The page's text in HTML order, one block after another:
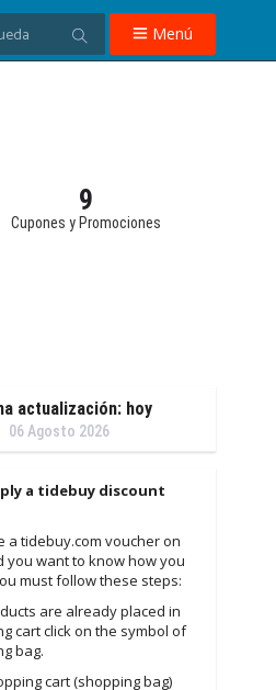
Menú
9
Cupones y Promociones
actualización: hoy
06 Agosto 2026
a tidebuy discount
a tidebuy.com voucher on
you want to know how you
must follow these steps:
are already placed in
cart click on the symbol of
bag.
cart (shopping bag)